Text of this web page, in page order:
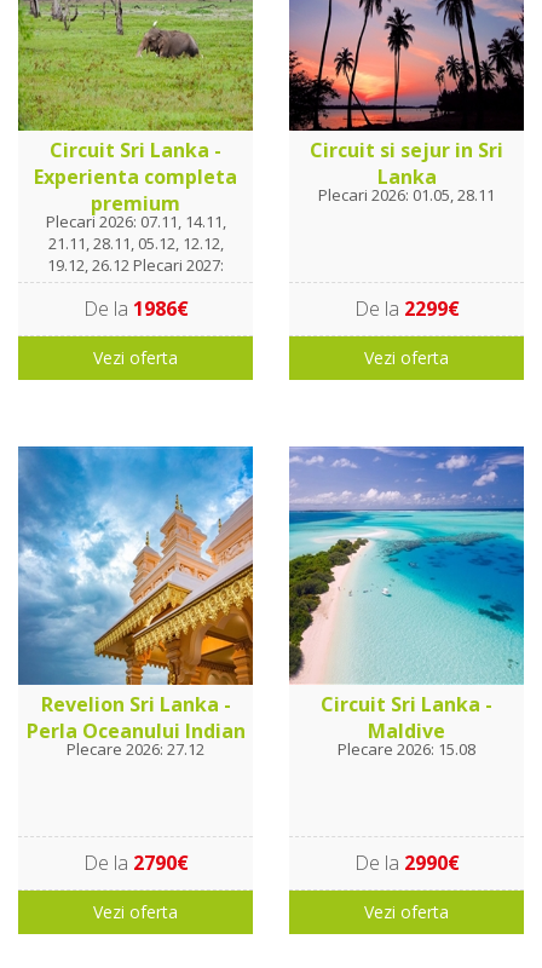
Circuit Sri Lanka -
Experienta completa
premium
Plecari 2026: 07.11, 14.11,
21.11, 28.11, 05.12, 12.12,
19.12, 26.12 Plecari 2027:
02.01, 09.01, 16.01, 23.01,
30.01. 06.02, 13.02, 20.02,
27.02, 06.03, 13.03, 20.03
De la 1986€
Vezi oferta
Circuit si sejur in Sri
Lanka
Plecari 2026: 01.05, 28.11
De la 2299€
Vezi oferta
Revelion Sri Lanka -
Perla Oceanului Indian
Plecare 2026: 27.12
De la 2790€
Vezi oferta
Circuit Sri Lanka -
Maldive
Plecare 2026: 15.08
De la 2990€
Vezi oferta